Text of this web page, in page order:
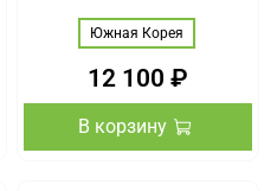
Южная Корея
12 100 ₽
В корзину